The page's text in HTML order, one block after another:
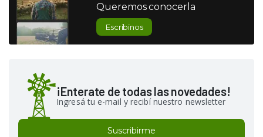
Queremos conocerla
Escribinos
¡Enterate de todas las novedades!
Ingresá tu e-mail y recibí nuestro newsletter
Suscribirme